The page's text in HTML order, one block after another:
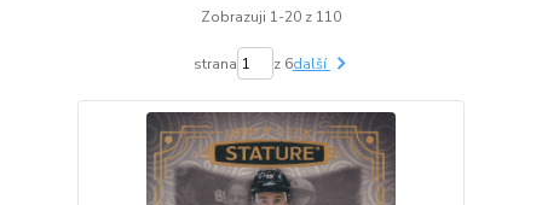
Zobrazuji 1-20 z 110
strana z 6další